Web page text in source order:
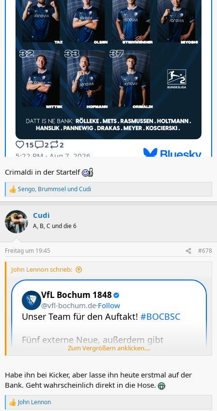
Crimaldi in der Startelf
R
e
k
t
i
e
n
Sengo, Brummsel undCudi
Cudi
A, B, C und die 6
Freitag um 19:45 #678
John Lennon schrieb:
Zum Vergrößern anklicken....
Habe ihn bei Kicker, aber lasse ihn heute erstmal auf der
Bank. Geht wahrscheinlich direkt in die Hose.
R
John Lennon